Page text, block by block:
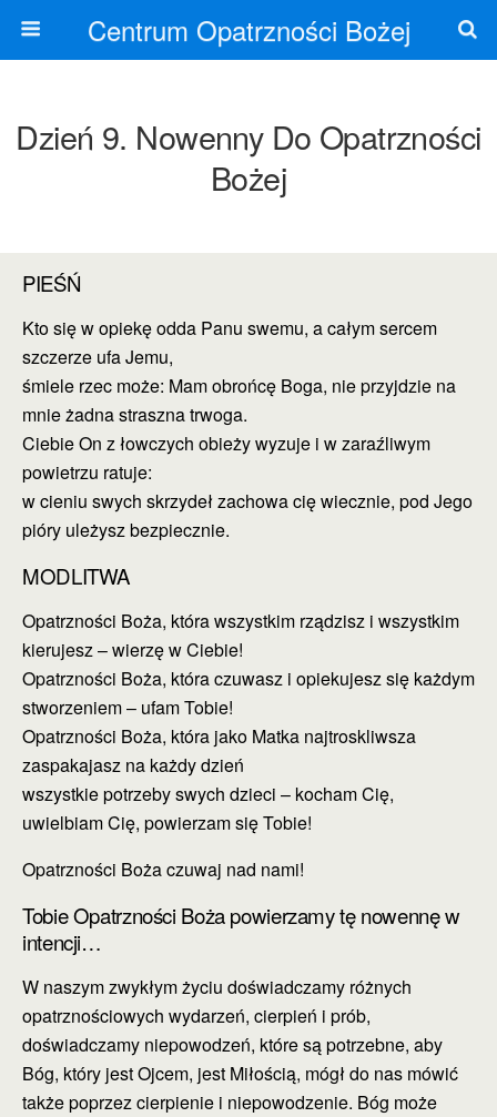
Centrum Opatrzności Bożej
Dzień 9. Nowenny Do Opatrzności
Bożej
PIEŚŃ
Kto się w opiekę odda Panu swemu, a całym sercem
szczerze ufa Jemu,
śmiele rzec może: Mam obrońcę Boga, nie przyjdzie na
mnie żadna straszna trwoga.
Ciebie On z łowczych obieży wyzuje i w zaraźliwym
powietrzu ratuje:
w cieniu swych skrzydeł zachowa cię wiecznie, pod Jego
pióry uleżysz bezpiecznie.
MODLITWA
Opatrzności Boża, która wszystkim rządzisz i wszystkim
kierujesz – wierzę w Ciebie!
Opatrzności Boża, która czuwasz i opiekujesz się każdym
stworzeniem – ufam Tobie!
Opatrzności Boża, która jako Matka najtroskliwsza
zaspakajasz na każdy dzień
wszystkie potrzeby swych dzieci – kocham Cię,
uwielbiam Cię, powierzam się Tobie!
Opatrzności Boża czuwaj nad nami!
Tobie Opatrzności Boża powierzamy tę nowennę w
intencji…
W naszym zwykłym życiu doświadczamy różnych
opatrznościowych wydarzeń, cierpień i prób,
doświadczamy niepowodzeń, które są potrzebne, aby
Bóg, który jest Ojcem, jest Miłością, mógł do nas mówić
także poprzez cierpienie i niepowodzenie. Bóg może